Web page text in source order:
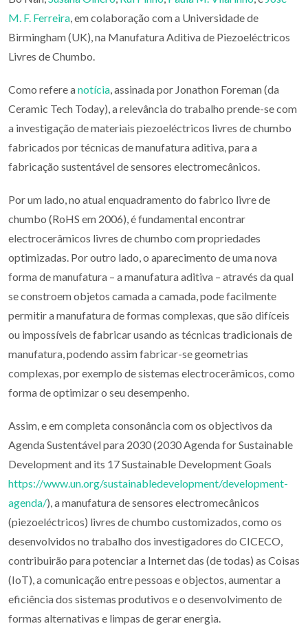
M. F. Ferreira, em colaboração com a Universidade de
Birmingham (UK), na Manufatura Aditiva de Piezoeléctricos
Livres de Chumbo.
Como refere anotícia, assinada por Jonathon Foreman (da
Ceramic Tech Today), a relevância do trabalho prende-se com
a investigação de materiais piezoeléctricos livres de chumbo
fabricados por técnicas de manufatura aditiva, para a
fabricação sustentável de sensores electromecânicos.
Por um lado, no atual enquadramento do fabrico livre de
chumbo (RoHS em 2006), é fundamental encontrar
electrocerâmicos livres de chumbo com propriedades
optimizadas. Por outro lado, o aparecimento de uma nova
forma de manufatura – a manufatura aditiva – através da qual
se constroem objetos camada a camada, pode facilmente
permitir a manufatura de formas complexas, que são difíceis
ou impossíveis de fabricar usando as técnicas tradicionais de
manufatura, podendo assim fabricar-se geometrias
complexas, por exemplo de sistemas electrocerâmicos, como
forma de optimizar o seu desempenho.
Assim, e em completa consonância com os objectivos da
Agenda Sustentável para 2030 (2030 Agenda for Sustainable
Development and its 17 Sustainable Development Goals
https://www.un.org/sustainabledevelopment/development-
agenda/), a manufatura de sensores electromecânicos
(piezoeléctricos) livres de chumbo customizados, como os
desenvolvidos no trabalho dos investigadores do CICECO,
contribuirão para potenciar a Internet das (de todas) as Coisas
(IoT), a comunicação entre pessoas e objectos, aumentar a
eficiência dos sistemas produtivos e o desenvolvimento de
formas alternativas e limpas de gerar energia.